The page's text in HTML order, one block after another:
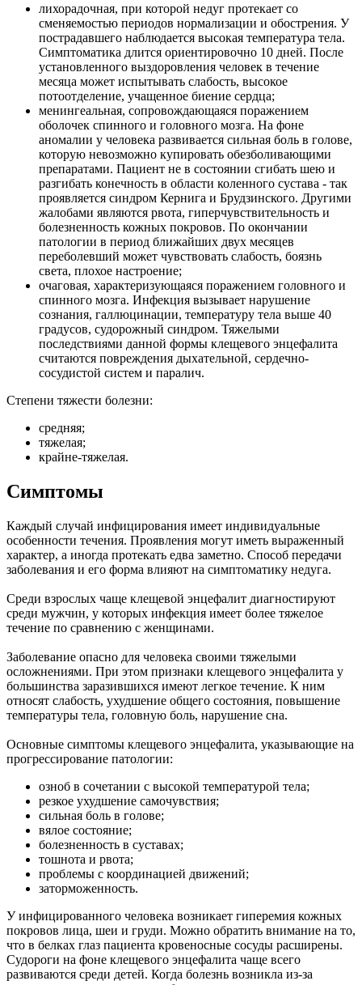
лихорадочная, при которой недуг протекает со
сменяемостью периодов нормализации и обострения. У
пострадавшего наблюдается высокая температура тела.
Симптоматика длится ориентировочно 10 дней. После
установленного выздоровления человек в течение
месяца может испытывать слабость, высокое
потоотделение, учащенное биение сердца;
менингеальная, сопровождающаяся поражением
оболочек спинного и головного мозга. На фоне
аномалии у человека развивается сильная боль в голове,
которую невозможно купировать обезболивающими
препаратами. Пациент не в состоянии сгибать шею и
разгибать конечность в области коленного сустава - так
проявляется синдром Кернига и Брудзинского. Другими
жалобами являются рвота, гиперчувствительность и
болезненность кожных покровов. По окончании
патологии в период ближайших двух месяцев
переболевший может чувствовать слабость, боязнь
света, плохое настроение;
очаговая, характеризующаяся поражением головного и
спинного мозга. Инфекция вызывает нарушение
сознания, галлюцинации, температуру тела выше 40
градусов, судорожный синдром. Тяжелыми
последствиями данной формы клещевого энцефалита
считаются повреждения дыхательной, сердечно-
сосудистой систем и паралич.
Степени тяжести болезни:
средняя;
тяжелая;
крайне-тяжелая.
Симптомы
Каждый случай инфицирования имеет индивидуальные
особенности течения. Проявления могут иметь выраженный
характер, а иногда протекать едва заметно. Способ передачи
заболевания и его форма влияют на симптоматику недуга.
Среди взрослых чаще клещевой энцефалит диагностируют
среди мужчин, у которых инфекция имеет более тяжелое
течение по сравнению с женщинами.
Заболевание опасно для человека своими тяжелыми
осложнениями. При этом признаки клещевого энцефалита у
большинства заразившихся имеют легкое течение. К ним
относят слабость, ухудшение общего состояния, повышение
температуры тела, головную боль, нарушение сна.
Основные симптомы клещевого энцефалита, указывающие на
прогрессирование патологии:
озноб в сочетании с высокой температурой тела;
резкое ухудшение самочувствия;
сильная боль в голове;
вялое состояние;
болезненность в суставах;
тошнота и рвота;
проблемы с координацией движений;
заторможенность.
У инфицированного человека возникает гиперемия кожных
покровов лица, шеи и груди. Можно обратить внимание на то,
что в белках глаз пациента кровеносные сосуды расширены.
Судороги на фоне клещевого энцефалита чаще всего
развиваются среди детей. Когда болезнь возникла из-за